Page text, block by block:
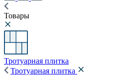
Товары
Тротуарная плитка
Тротуарная плитка